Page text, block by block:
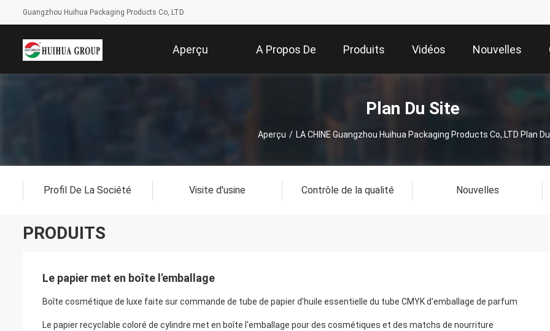
Guangzhou Huihua Packaging Products Co,.LTD
Aperçu A Propos De Produits Vidéos Nouvelles
Plan Du Site
Aperçu / LA CHINE Guangzhou Huihua Packaging Products Co,.LTD Plan
Profil De La Société Visite d'usine Contrôle de la qualité Nouvelles
PRODUITS
Le papier met en boîte l'emballage
Boîte cosmétique de luxe faite sur commande de tube de papier d'huile essentielle du tube CMYK d'emballage de parfum
Le papier recyclable coloré de cylindre met en boîte l'emballage pour des cosmétiques et des matchs de nourriture